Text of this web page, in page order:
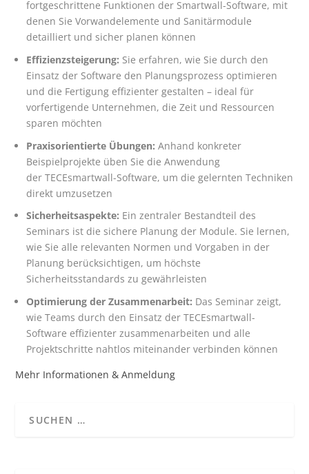
fortgeschrittene Funktionen der Smartwall-Software, mit
denen Sie Vorwandelemente und Sanitärmodule
detailliert und sicher planen können
Effizienzsteigerung: Sie erfahren, wie Sie durch den
Einsatz der Software den Planungsprozess optimieren
und die Fertigung effizienter gestalten – ideal für
vorfertigende Unternehmen, die Zeit und Ressourcen
sparen möchten
Praxisorientierte Übungen: Anhand konkreter
Beispielprojekte üben Sie die Anwendung
der TECEsmartwall-Software, um die gelernten Techniken
direkt umzusetzen
Sicherheitsaspekte: Ein zentraler Bestandteil des
Seminars ist die sichere Planung der Module. Sie lernen,
wie Sie alle relevanten Normen und Vorgaben in der
Planung berücksichtigen, um höchste
Sicherheitsstandards zu gewährleisten
Optimierung der Zusammenarbeit: Das Seminar zeigt,
wie Teams durch den Einsatz der TECEsmartwall-
Software effizienter zusammenarbeiten und alle
Projektschritte nahtlos miteinander verbinden können
Mehr Informationen & Anmeldung